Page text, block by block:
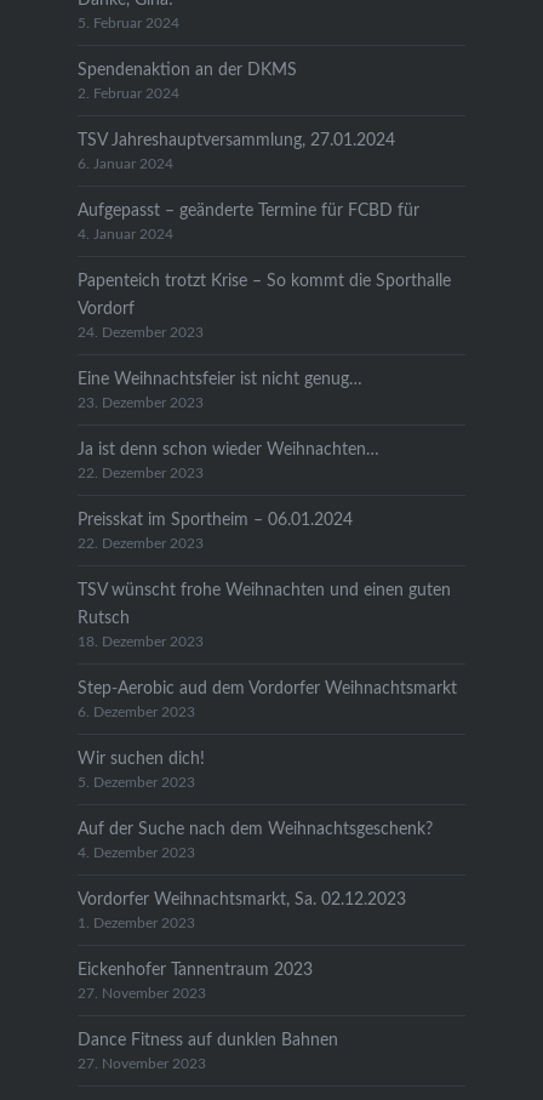
5. Februar 2024
Spendenaktion an der DKMS
2. Februar 2024
TSV Jahreshauptversammlung, 27.01.2024
6. Januar 2024
Aufgepasst – geänderte Termine für FCBD für
4. Januar 2024
Papenteich trotzt Krise – So kommt die Sporthalle
Vordorf
24. Dezember 2023
Eine Weihnachtsfeier ist nicht genug…
23. Dezember 2023
Ja ist denn schon wieder Weihnachten…
22. Dezember 2023
Preisskat im Sportheim – 06.01.2024
22. Dezember 2023
TSV wünscht frohe Weihnachten und einen guten
Rutsch
18. Dezember 2023
Step-Aerobic aud dem Vordorfer Weihnachtsmarkt
6. Dezember 2023
Wir suchen dich!
5. Dezember 2023
Auf der Suche nach dem Weihnachtsgeschenk?
4. Dezember 2023
Vordorfer Weihnachtsmarkt, Sa. 02.12.2023
1. Dezember 2023
Eickenhofer Tannentraum 2023
27. November 2023
Dance Fitness auf dunklen Bahnen
27. November 2023